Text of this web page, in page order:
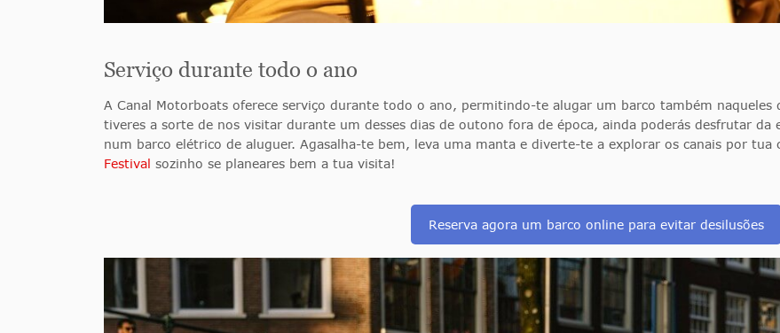
Serviço durante todo o ano
A Canal Motorboats oferece serviço durante todo o ano, permitindo-te alugar um barco também
tiveres a sorte de nos visitar durante um desses dias de outono fora de época, ainda poderás desfrutar da
num barco elétrico de aluguer. Agasalha-te bem, leva uma manta e diverte-te a explorar os canais por tua
Festival sozinho se planeares bem a tua visita!
Reserva agora um barco online para evitar desilusões